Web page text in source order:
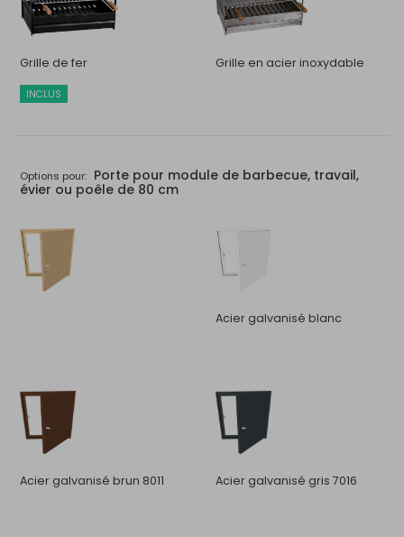
Grille de fer
INCLUS
Grille en acier inoxydable
Options pour: Porte pour module de barbecue, travail,
évier ou poêle de 80 cm
Acier galvanisé blanc
Acier galvanisé brun 8011 Acier galvanisé gris 7016